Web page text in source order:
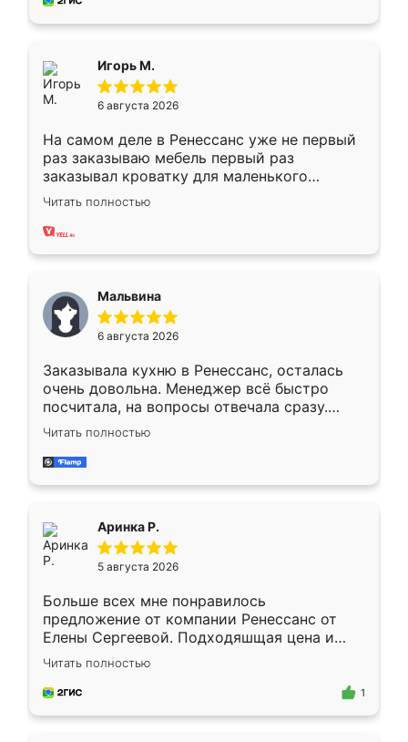
Игорь М.
6 августа 2026
На самом деле в Ренессанс уже не первый
раз заказываю мебель первый раз
заказывал кроватку для маленького
ребёнка при его рождении ,во второй раз
заказал шкаф-купе. По качеству очень
хорошее сборка достаточно быстрая,
меньше, здесь же он более разнообразный.
Мне нравится ,если что-то потребуется из
мебели буду заказывать только здесь.
Читать полностью
Мальвина
6 августа 2026
Заказывала кухню в Ренессанс, осталась
очень довольна. Менеджер всё быстро
посчитала, на вопросы отвечала сразу.
Замерщик приехал в субботу, подошёл к
делу со всей ответственностью. Собрали
за день, ребята работали аккуратно, даже
Читать полностью
Аринка Р.
5 августа 2026
Больше всех мне понравилось
предложение от компании Ренессанс от
Елены Сергеевой. Подходяшщая цена и
короткие сроки изготовления. Приехавший
для замера сотрудник Владислав
предложил по моему эскизу самый
Читать полностью
1